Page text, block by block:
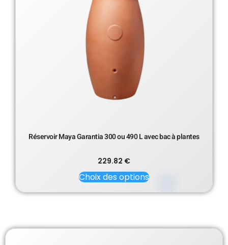
Réservoir Maya Garantia 300 ou 490 L avec bac à plantes
229.82 €
Choix des options